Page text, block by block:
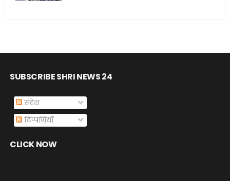
SUBSCRIBE SHRI NEWS 24
संदेश
टिप्पणियाँ
CLICK NOW